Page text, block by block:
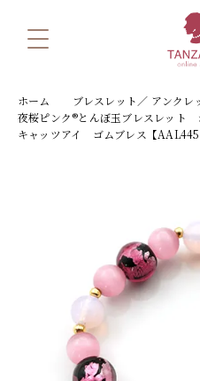
ホーム ブレスレット／ アンクレ
夜桜ピンク®とんぼ玉ブレスレッ
キャッツアイ ゴムブレス【